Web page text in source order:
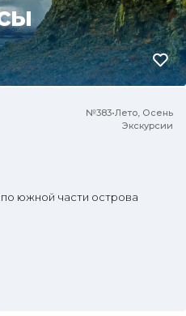
№383•Лето, Осень
Экскурсии
южной части острова